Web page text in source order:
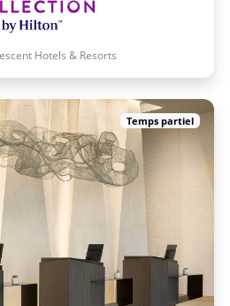
Hotels & Resorts
Temps partiel